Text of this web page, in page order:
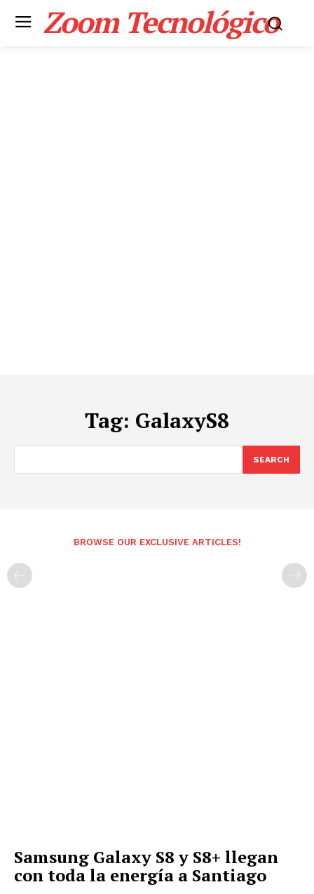
Zoom Tecnológico
Tag: GalaxyS8
SEARCH
BROWSE OUR EXCLUSIVE ARTICLES!
Samsung Galaxy S8 y S8+ llegan
con toda la energía a Santiago